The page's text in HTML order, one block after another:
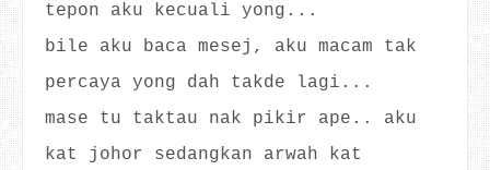
tepon aku kecuali yong...
bile aku baca mesej, aku macam tak
percaya yong dah takde lagi...
mase tu taktau nak pikir ape.. aku
kat johor sedangkan arwah kat